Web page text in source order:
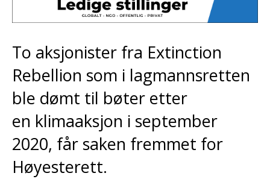
To aksjonister fra Extinction
Rebellion som i lagmannsretten
ble dømt til bøter etter
en klimaaksjon i september
2020, får saken fremmet for
Høyesterett.